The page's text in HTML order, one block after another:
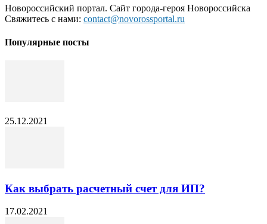
Новороссийский портал. Сайт города-героя Новороссийска
Свяжитесь с нами: contact@novorossportal.ru
Популярные посты
25.12.2021
Как выбрать расчетный счет для ИП?
17.02.2021